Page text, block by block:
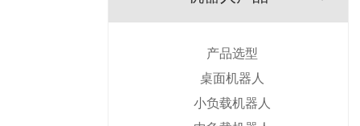
产品选型
桌面机器人
小负载机器人